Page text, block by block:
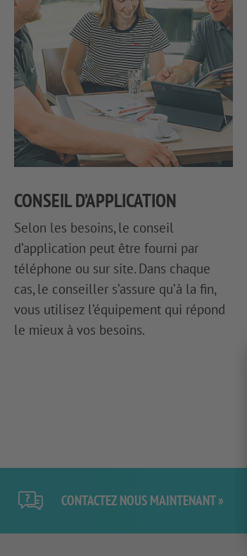
CONSEIL D’APPLICATION
Selon les besoins, le conseil
d’application peut être fourni par
téléphone ou sur site. Dans chaque
cas, le conseiller s’assure qu’à la fin,
vous utilisez l’équipement qui répond
le mieux à vos besoins.
CONTACTEZ NOUS MAINTENANT »